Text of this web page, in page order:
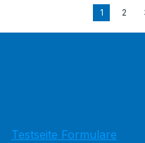
1 2
Testseite Formulare